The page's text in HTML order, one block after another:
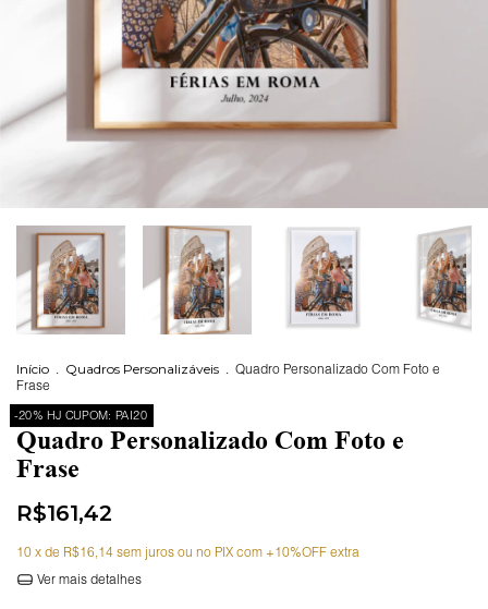
Início . Quadros Personalizáveis . Quadro Personalizado Com Foto e
Frase
-20% HJ CUPOM: PAI20
Quadro Personalizado Com Foto e
Frase
R$161,42
10 x de R$16,14 sem juros
Ver mais detalhes